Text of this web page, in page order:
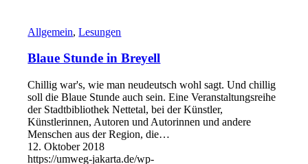
Allgemein,Lesungen
Blaue Stunde in Breyell
Chillig war's, wie man neudeutsch wohl sagt. Und chillig
soll die Blaue Stunde auch sein. Eine Veranstaltungsreihe
der Stadtbibliothek Nettetal, bei der Künstler,
Künstlerinnen, Autoren und Autorinnen und andere
Menschen aus der Region, die…
12. Oktober 2018
https://umweg-jakarta.de/wp-